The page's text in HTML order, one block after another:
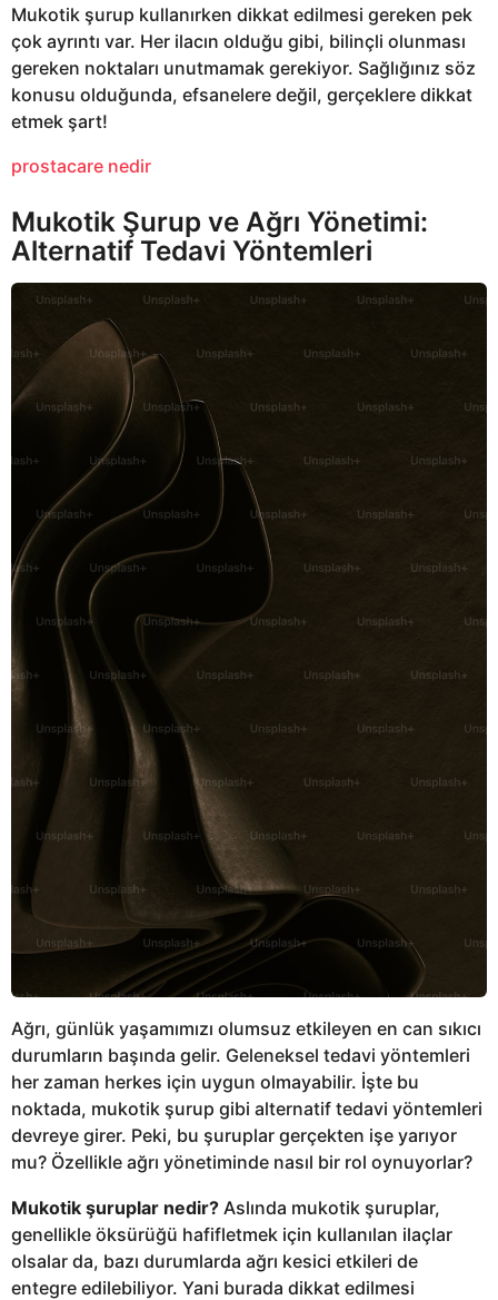
Mukotik şurup kullanırken dikkat edilmesi gereken pek
çok ayrıntı var. Her ilacın olduğu gibi, bilinçli olunması
gereken noktaları unutmamak gerekiyor. Sağlığınız söz
konusu olduğunda, efsanelere değil, gerçeklere dikkat
etmek şart!
prostacare nedir
Mukotik Şurup ve Ağrı Yönetimi:
Alternatif Tedavi Yöntemleri
Ağrı, günlük yaşamımızı olumsuz etkileyen en can sıkıcı
durumların başında gelir. Geleneksel tedavi yöntemleri
her zaman herkes için uygun olmayabilir. İşte bu
noktada, mukotik şurup gibi alternatif tedavi yöntemleri
devreye girer. Peki, bu şuruplar gerçekten işe yarıyor
mu? Özellikle ağrı yönetiminde nasıl bir rol oynuyorlar?
Mukotik şuruplar nedir? Aslında mukotik şuruplar,
genellikle öksürüğü hafifletmek için kullanılan ilaçlar
olsalar da, bazı durumlarda ağrı kesici etkileri de
entegre edilebiliyor. Yani burada dikkat edilmesi